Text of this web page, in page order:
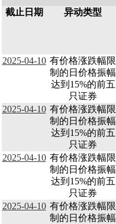
截止日期 异动类型
2025-04-10 有价格涨跌幅限
制的日价格振幅
达到15%的前五
只证券
2025-04-10 有价格涨跌幅限
制的日价格振幅
达到15%的前五
只证券
2025-04-10 有价格涨跌幅限
制的日价格振幅
达到15%的前五
只证券
2025-04-10 有价格涨跌幅限
制的日价格振幅